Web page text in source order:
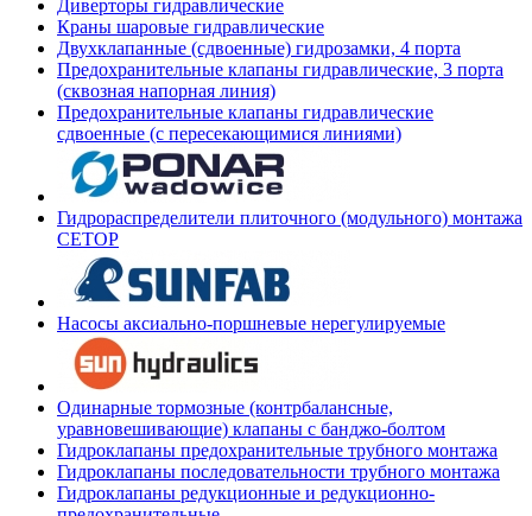
Диверторы гидравлические
Краны шаровые гидравлические
Двухклапанные (сдвоенные) гидрозамки, 4 порта
Предохранительные клапаны гидравлические, 3 порта
(сквозная напорная линия)
Предохранительные клапаны гидравлические
сдвоенные (с пересекающимися линиями)
Гидрораспределители плиточного (модульного) монтажа
СЕТОР
Насосы аксиально-поршневые нерегулируемые
Одинарные тормозные (контрбалансные,
уравновешивающие) клапаны с банджо-болтом
Гидроклапаны предохранительные трубного монтажа
Гидроклапаны последовательности трубного монтажа
Гидроклапаны редукционные и редукционно-